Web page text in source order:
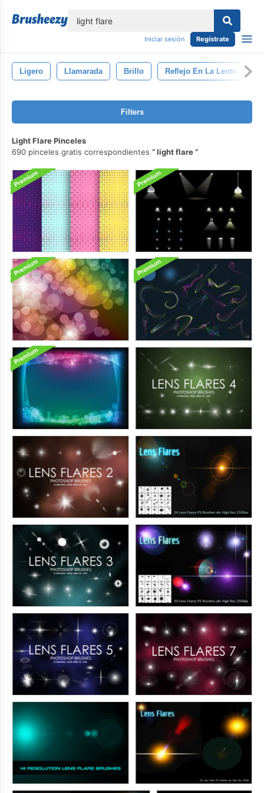
Iniciar sesión Regístrate
Ligero Llamarada Brillo Reflejo En La Lente
Filters
Light Flare Pinceles
690 pinceles gratis correspondientes
light flare